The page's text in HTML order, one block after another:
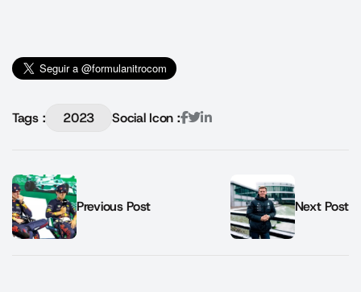
Tags : 2023 Social Icon :
Previous Post Next Post